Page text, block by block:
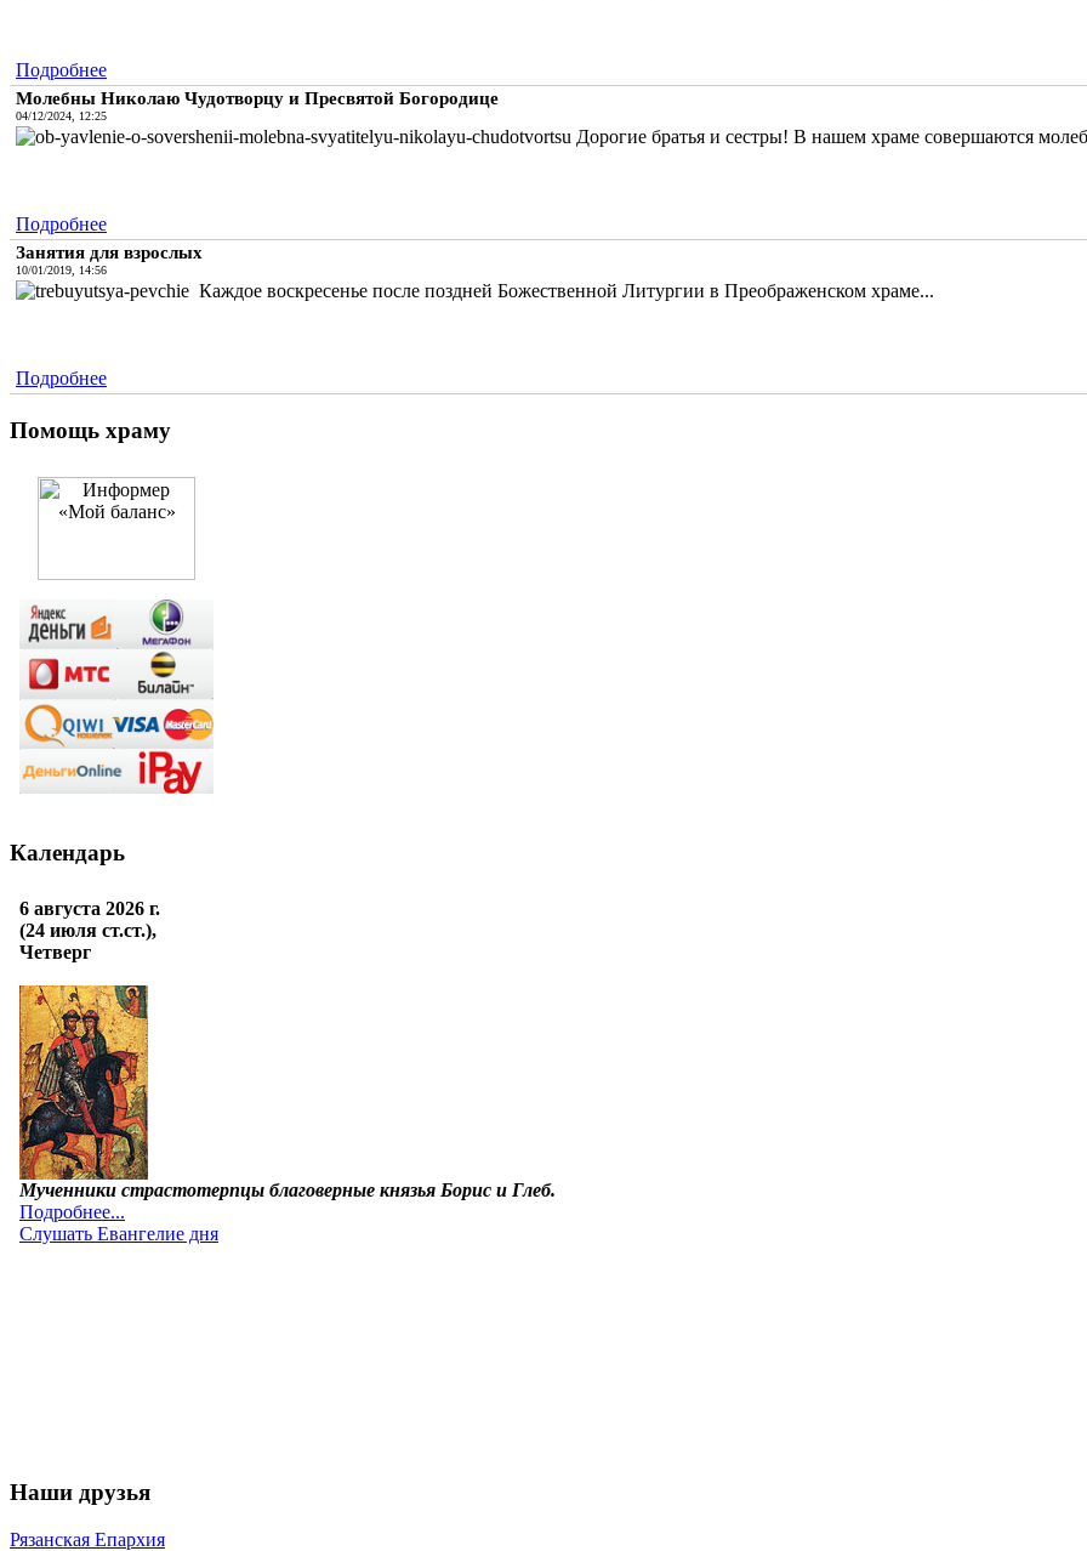
Подробнее
Молебны Николаю Чудотворцу и Пресвятой Богородице
04/12/2024, 12:25
Дорогие братья и сестры! В нашем храме совершаются
Подробнее
Занятия для взрослых
10/01/2019, 14:56
Каждое воскресенье после поздней Божественной Литургии в Преображенском храме...
Подробнее
Помощь храму
Календарь
Наши друзья
Рязанская Епархия